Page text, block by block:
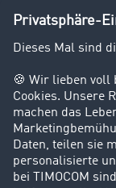
Unternehmen
Kunden werben
Success Stories
Karriere
Support